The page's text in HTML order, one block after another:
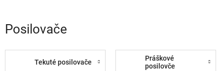
Posilovače
Tekuté posilovače
Práškové
posilovče